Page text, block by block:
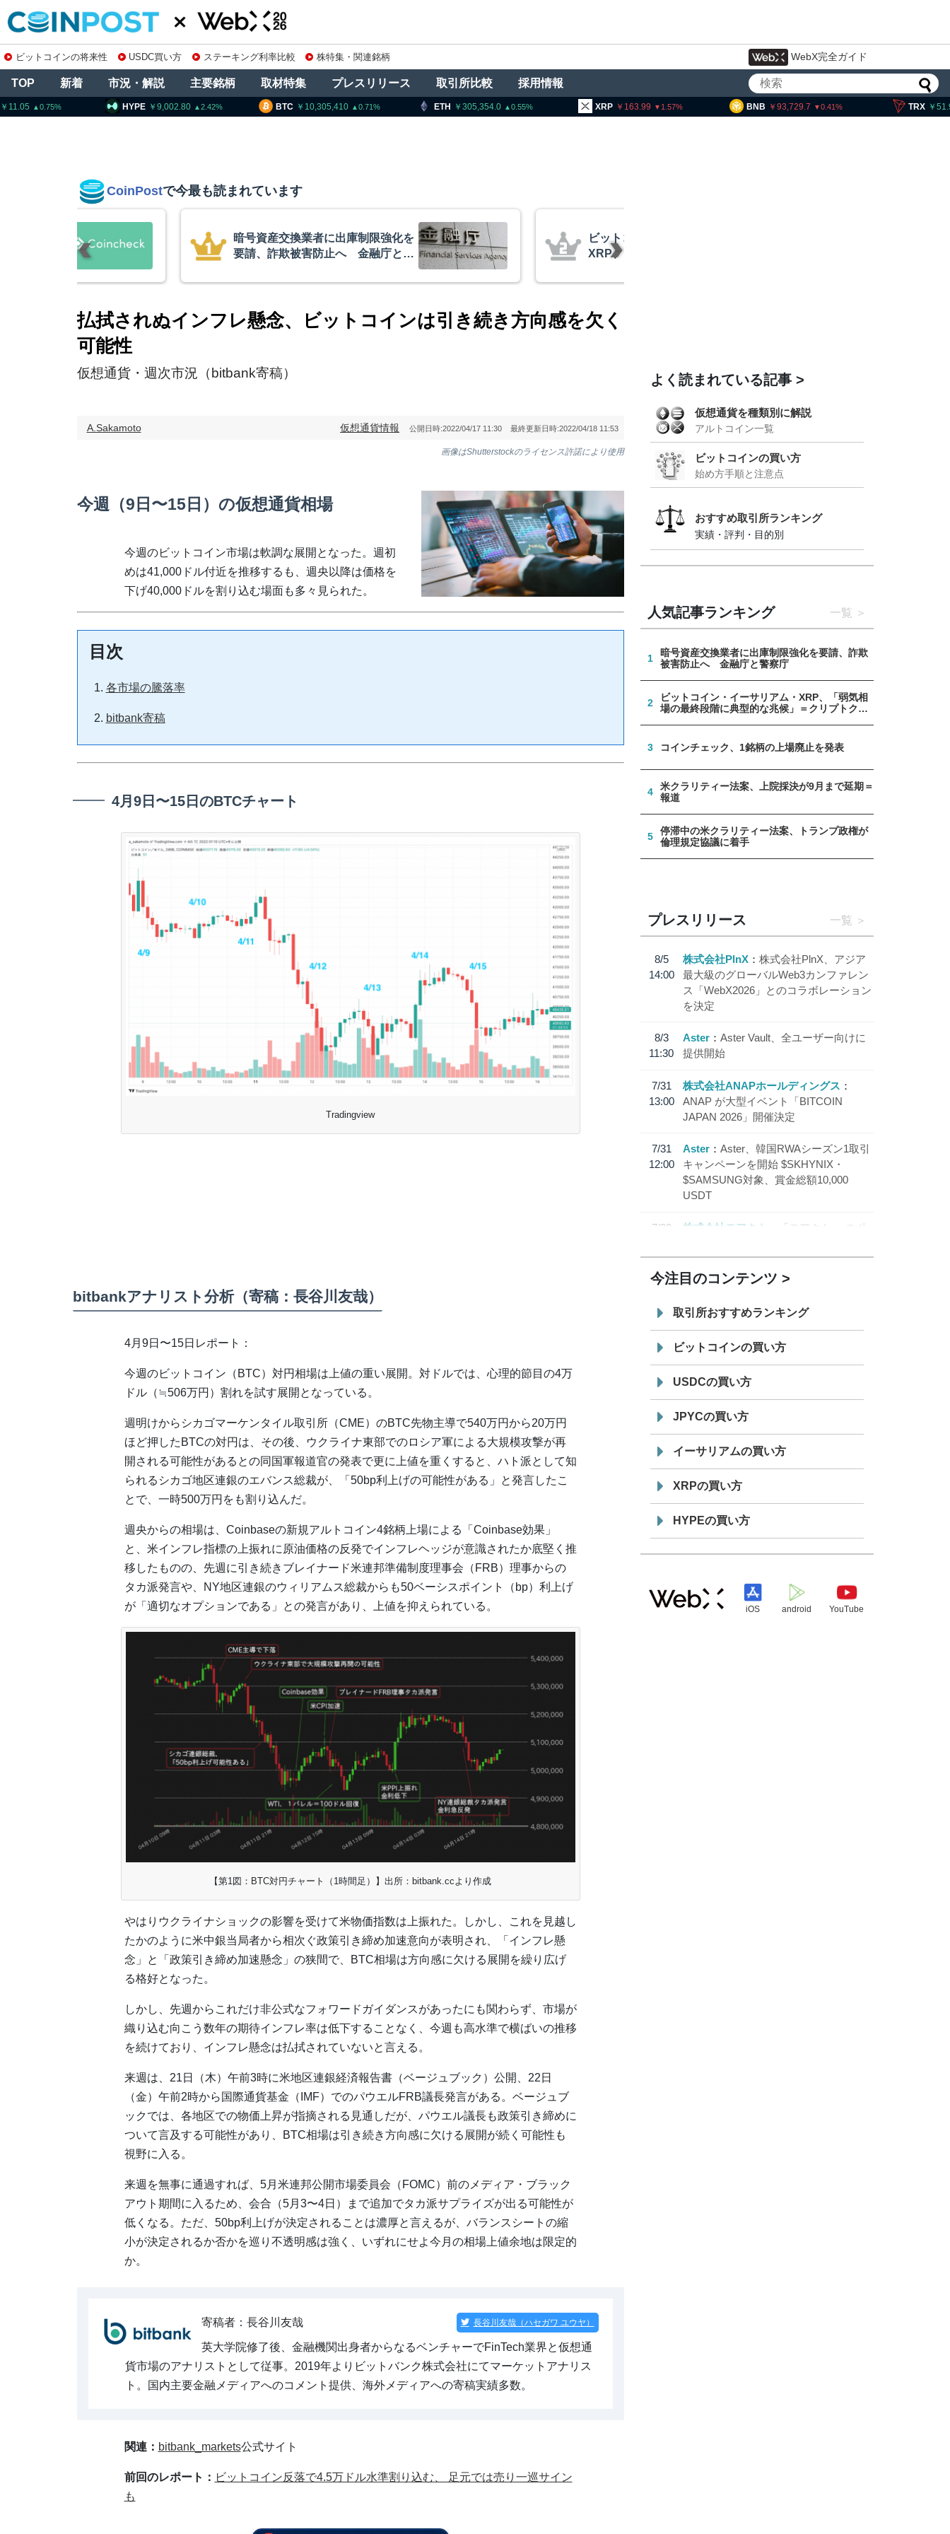
ビットコインの将来性 USDC買い方 ステーキング利率比較 株特集・関連銘柄 WebX完全ガイド
TOP 新着 市況・解説 主要銘柄 取材特集 プレスリリース 取引所比較 採用情報
BTC 10,305,410 0.71 ETH 305,354.0 0.55 XRP 163.99 1.57 BNB 93,729.7 0.41 TRX 51.93
HYPE 9,002.80 2.42
CoinPostで今最も読まれています
暗号資産交換業者に出庫制限強化を
要請、詐欺被害防止へ 金融庁と警
察庁
ビットコイン・イーサリアム・
XRP、「弱気相場の最終段階に典型
的な兆候」＝クリプトクアント
払拭されぬインフレ懸念、ビットコインは引き続き方向感を欠く
可能性
仮想通貨・週次市況（bitbank寄稿）
A.Sakamoto 仮想通貨情報 公開日時:2022/04/17 11:30 最終更新日時:2022/04/18 11:53
画像はShutterstockのライセンス許諾により使用
今週（9日〜15日）の仮想通貨相場
今週のビットコイン市場は軟調な展開となった。週初
めは41,000ドル付近を推移するも、週央以降は価格を
下げ40,000ドルを割り込む場面も多々見られた。
目次
各市場の騰落率
bitbank寄稿
4月9日〜15日のBTCチャート
Tradingview
bitbankアナリスト分析（寄稿：長谷川友哉）
4月9日〜15日レポート：
今週のビットコイン（BTC）対円相場は上値の重い展開。対ドルでは、心理的節目の4万
ドル（≒506万円）割れを試す展開となっている。
週明けからシカゴマーケンタイル取引所（CME）のBTC先物主導で540万円から20万円
ほど押したBTCの対円は、その後、ウクライナ東部でのロシア軍による大規模攻撃が再
開される可能性があるとの同国軍報道官の発表で更に上値を重くすると、ハト派として知
られるシカゴ地区連銀のエバンス総裁が、「50bp利上げの可能性がある」と発言したこ
とで、一時500万円をも割り込んだ。
週央からの相場は、Coinbaseの新規アルトコイン4銘柄上場による「Coinbase効果」
と、米インフレ指標の上振れに原油価格の反発でインフレヘッジが意識されたか底堅く推
移したものの、先週に引き続きブレイナード米連邦準備制度理事会（FRB）理事からの
タカ派発言や、NY地区連銀のウィリアムス総裁からも50ベーシスポイント（bp）利上げ
が「適切なオプションである」との発言があり、上値を抑えられている。
【第1図：BTC対円チャート（1時間足）】出所：bitbank.ccより作成
やはりウクライナショックの影響を受けて米物価指数は上振れた。しかし、これを見越し
たかのように米中銀当局者から相次ぐ政策引き締め加速意向が表明され、「インフレ懸
念」と「政策引き締め加速懸念」の狭間で、BTC相場は方向感に欠ける展開を繰り広げ
る格好となった。
しかし、先週からこれだけ非公式なフォワードガイダンスがあったにも関わらず、市場が
織り込む向こう数年の期待インフレ率は低下することなく、今週も高水準で横ばいの推移
を続けており、インフレ懸念は払拭されていないと言える。
来週は、21日（木）午前3時に米地区連銀経済報告書（ベージュブック）公開、22日
（金）午前2時から国際通貨基金（IMF）でのパウエルFRB議長発言がある。ベージュブ
ックでは、各地区での物価上昇が指摘される見通しだが、パウエル議長も政策引き締めに
ついて言及する可能性があり、BTC相場は引き続き方向感に欠ける展開が続く可能性も
視野に入る。
来週を無事に通過すれば、5月米連邦公開市場委員会（FOMC）前のメディア・ブラック
アウト期間に入るため、会合（5月3〜4日）まで追加でタカ派サプライズが出る可能性が
低くなる。ただ、50bp利上げが決定されることは濃厚と言えるが、バランスシートの縮
小が決定されるか否かを巡り不透明感は強く、いずれにせよ今月の相場上値余地は限定的
か。
寄稿者：長谷川友哉 長谷川友哉（ハセガワ ユウヤ）
英大学院修了後、金融機関出身者からなるベンチャーでFinTech業界と仮想通
貨市場のアナリストとして従事。2019年よりビットバンク株式会社にてマーケットアナリス
ト。国内主要金融メディアへのコメント提供、海外メディアへの寄稿実績多数。
関連： bitbank_markets公式サイト
前回のレポート： ビットコイン反落で4.5万ドル水準割り込む、 足元では売り一巡サイン
も
よく読まれている記事
仮想通貨を種類別に解説
アルトコイン一覧
ビットコインの買い方
始め方手順と注意点
おすすめ取引所ランキング
実績・評判・目的別
人気記事ランキング 一覧
1
暗号資産交換業者に出庫制限強化を要請、詐欺
被害防止へ 金融庁と警察庁
2
ビットコイン・イーサリアム・XRP、「弱気相
場の最終段階に典型的な兆候」＝クリプトクア
3 コインチェック、1銘柄の上場廃止を発表
4
米クラリティー法案、上院採決が9月まで延期＝
報道
5
停滞中の米クラリティー法案、トランプ政権が
倫理規定協議に着手
プレスリリース 一覧
8/5
14:00
株式会社PlnX
株式会社PlnX、アジア
最大級のグローバルWeb3カンファレン
ス「WebX2026」とのコラボレーション
を決定
8/3
11:30
Aster
Aster Vault、全ユーザー向けに
提供開始
7/31
13:00
株式会社ANAPホールディングス
ANAP が大型イベント「BITCOIN
JAPAN 2026」開催決定
7/31
12:00
Aster
Aster、韓国RWAシーズン1取引
キャンペーンを開始 $SKHYNIX・
$SAMSUNG対象、賞金総額10,000
USDT
7/30
株式会社モアクト
「モアクト」 のポ
「 JPYC」を追加
19:30
てステーブルコイン「JPYSC」徹底解
説セミナーを開催
今注目のコンテンツ
取引所おすすめランキング
ビットコインの買い方
USDCの買い方
JPYCの買い方
イーサリアムの買い方
XRPの買い方
HYPEの買い方
iOS android YouTube